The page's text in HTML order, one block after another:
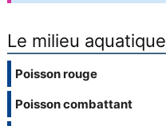
Le milieu aquatique
Poisson rouge
Poisson combattant